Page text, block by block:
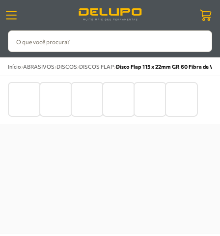
O que você procura?
Início›ABRASIVOS›DISCOS›DISCOS FLAP›Disco Flap 115 x 22mm GR 60 Fibra de